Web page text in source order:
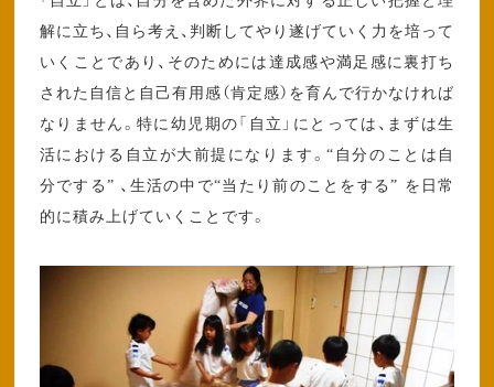
解に立ち、自ら考え、判断してやり遂げていく力を培って
いくことであり、そのためには達成感や満足感に裏打ち
された自信と自己有用感（肯定感）を育んで行かなければ
なりません。特に幼児期の「自立」にとっては、まずは生
活における自立が大前提になります。“自分のことは自
分でする” 、生活の中で“当たり前のことをする” を日常
的に積み上げていくことです。